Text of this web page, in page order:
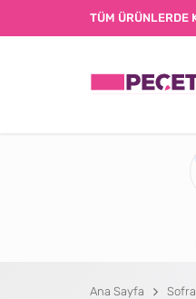
TÜM ÜRÜNLERDE
Ana Sayfa